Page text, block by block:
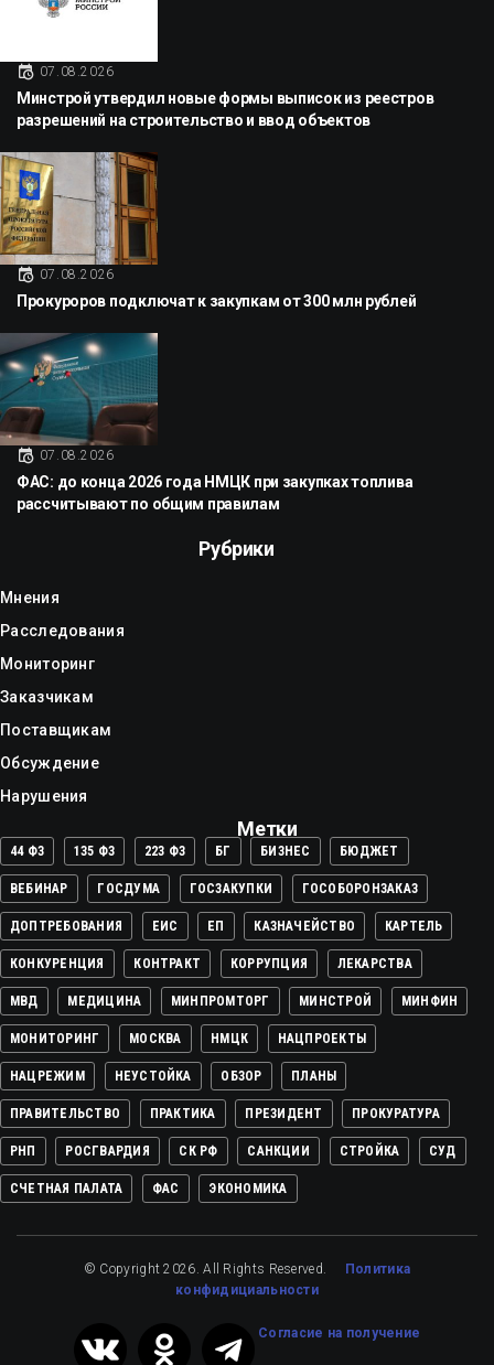
07.08.2026
Минстрой утвердил новые формы выписок из реестров
разрешений на строительство и ввод объектов
07.08.2026
Прокуроров подключат к закупкам от 300 млн рублей
07.08.2026
ФАС: до конца 2026 года НМЦК при закупках топлива
рассчитывают по общим правилам
Рубрики
Мнения
Расследования
Мониторинг
Заказчикам
Поставщикам
Обсуждение
Нарушения
Метки
44 ФЗ 135 ФЗ 223 ФЗ БГ БИЗНЕС БЮДЖЕТ
ВЕБИНАР ГОСДУМА ГОСЗАКУПКИ ГОСОБОРОНЗАКАЗ
ДОПТРЕБОВАНИЯ ЕИС ЕП КАЗНАЧЕЙСТВО КАРТЕЛЬ
КОНКУРЕНЦИЯ КОНТРАКТ КОРРУПЦИЯ ЛЕКАРСТВА
МВД МЕДИЦИНА МИНПРОМТОРГ МИНСТРОЙ МИНФИН
МОНИТОРИНГ МОСКВА НМЦК НАЦПРОЕКТЫ
НАЦРЕЖИМ НЕУСТОЙКА ОБЗОР ПЛАНЫ
ПРАВИТЕЛЬСТВО ПРАКТИКА ПРЕЗИДЕНТ ПРОКУРАТУРА
РНП РОСГВАРДИЯ СК РФ САНКЦИИ СТРОЙКА СУД
СЧЕТНАЯ ПАЛАТА ФАС ЭКОНОМИКА
© Copyright 2026. All Rights Reserved.
Политика
конфидициальности
Cогласие на получение